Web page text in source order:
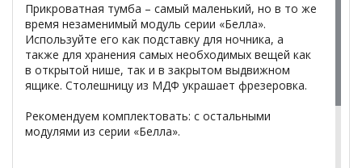
Прикроватная тумба – самый маленький, но в то же
время незаменимый модуль серии «Белла».
Используйте его как подставку для ночника, а
также для хранения самых необходимых вещей как
в открытой нише, так и в закрытом выдвижном
ящике. Столешницу из МДФ украшает фрезеровка.
Рекомендуем комплектовать: с остальными
модулями из серии «Белла».